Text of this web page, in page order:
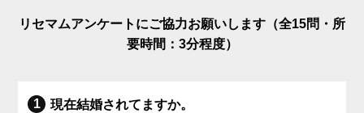
リセマムアンケートにご協力お願いします（全15問・所
要時間：3分程度）
現在結婚されてますか。